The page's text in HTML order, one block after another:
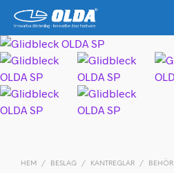
HEM / BESLAG / KANTREGLAR / BEHÖR